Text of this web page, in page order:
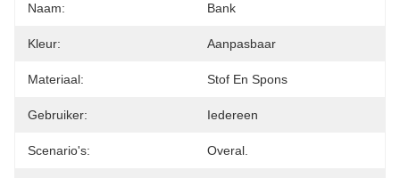
Naam: Bank
Kleur: Aanpasbaar
Materiaal: Stof En Spons
Gebruiker: Iedereen
Scenario's: Overal.